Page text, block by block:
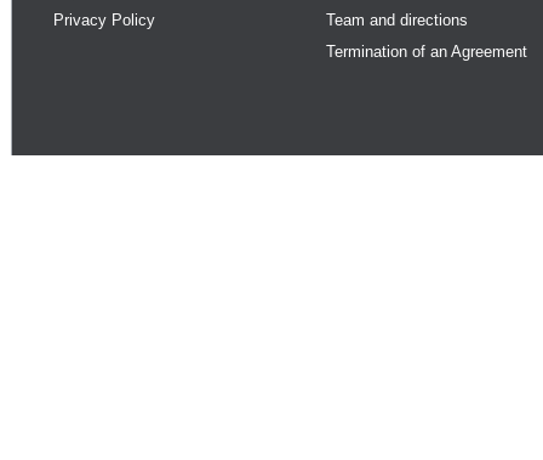
Privacy Policy
Team and directions
Termination of an Agreement